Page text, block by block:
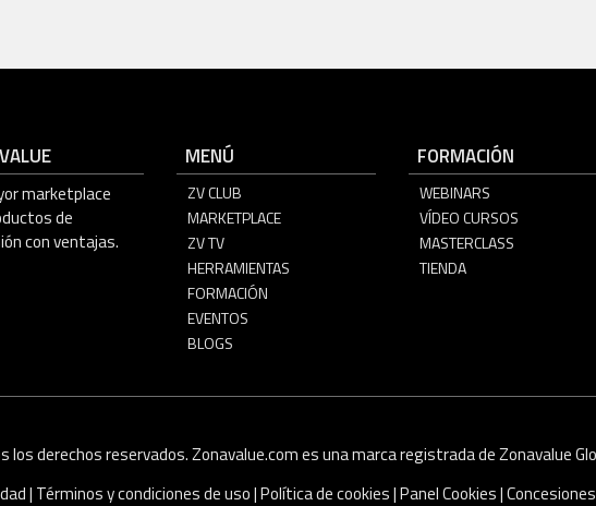
marketplace
de
con ventajas.
MENÚ
ZV CLUB
MARKETPLACE
ZV TV
HERRAMIENTAS
FORMACIÓN
EVENTOS
BLOGS
FORMACIÓN
WEBINARS
VÍDEO CURSOS
MASTERCLASS
TIENDA
derechos reservados. Zonavalue.com es una marca registrada de Zonavalue
| Términos y condiciones de uso|Política de cookies|Panel Cookies|Concesiones